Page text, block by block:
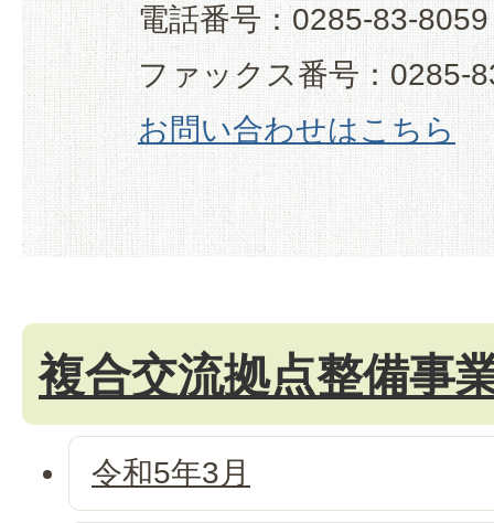
電話番号：0285-83-8059
ファックス番号：0285-
お問い合わせはこちら
複合交流拠点整備事
令和5年3月